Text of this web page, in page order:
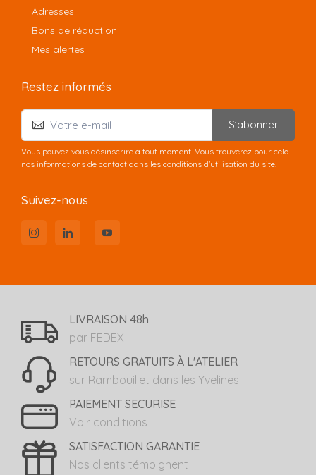
Adresses
Bons de réduction
Mes alertes
Restez informés
S’abonner
Vous pouvez vous désinscrire à tout moment. Vous trouverez pour cela
nos informations de contact dans les conditions d'utilisation du site.
Suivez-nous
LIVRAISON 48h
par FEDEX
RETOURS GRATUITS À L'ATELIER
sur Rambouillet dans les Yvelines
PAIEMENT SECURISE
Voir conditions
SATISFACTION GARANTIE
Nos clients témoignent